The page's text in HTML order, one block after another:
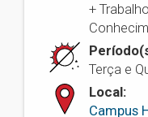
+
Terça e
Local:
Campus